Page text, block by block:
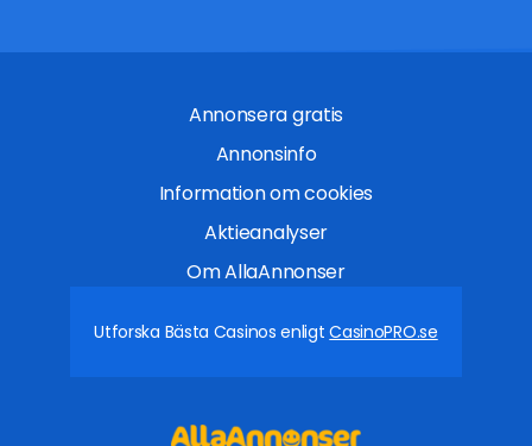
Annonsera gratis
Annonsinfo
Information om cookies
Aktieanalyser
Om AllaAnnonser
Utforska Bästa Casinos enligtCasinoPRO.se